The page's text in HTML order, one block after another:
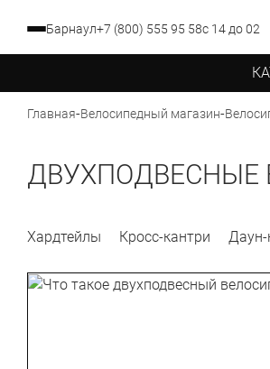
Барнаул+7 (800) 555 95 58с 14 до 02
Главная-Велосипедный магазин-
ДВУХПОДВЕСНЫЕ
Хардтейлы Кросс-кантри Даун-